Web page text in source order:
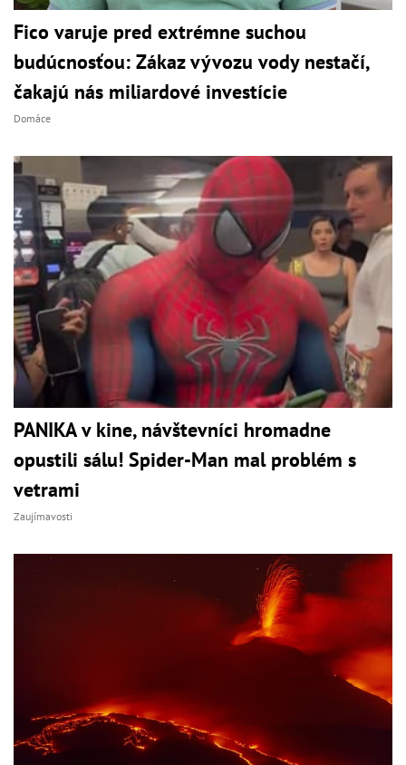
Fico varuje pred extrémne suchou
budúcnosťou: Zákaz vývozu vody nestačí,
čakajú nás miliardové investície
Domáce
PANIKA v kine, návštevníci hromadne
opustili sálu! Spider-Man mal problém s
vetrami
Zaujímavosti